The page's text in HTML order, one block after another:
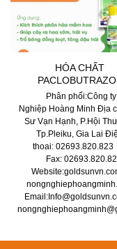
HÓA CHẤT
Phân phối:Công ty
Nghiệp Hoàng Minh Địa
Sư Vạn Hạnh, P.Hội
Tp.Pleiku, Gia Lai
thoai:
Fax: